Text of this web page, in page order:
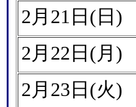
2月21日(日)
2月22日(月)
2月23日(火)